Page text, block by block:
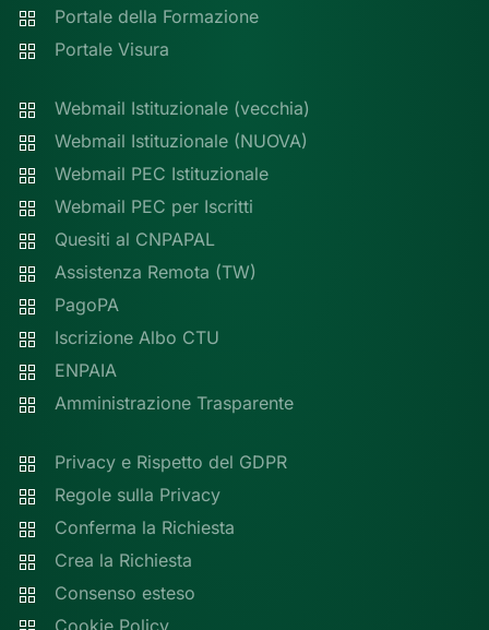
Portale della Formazione
Portale Visura
Webmail Istituzionale (vecchia)
Webmail Istituzionale (NUOVA)
Webmail PEC Istituzionale
Webmail PEC per Iscritti
Quesiti al CNPAPAL
Assistenza Remota (TW)
PagoPA
Iscrizione Albo CTU
ENPAIA
Amministrazione Trasparente
Privacy e Rispetto del GDPR
Regole sulla Privacy
Conferma la Richiesta
Crea la Richiesta
Consenso esteso
Cookie Policy